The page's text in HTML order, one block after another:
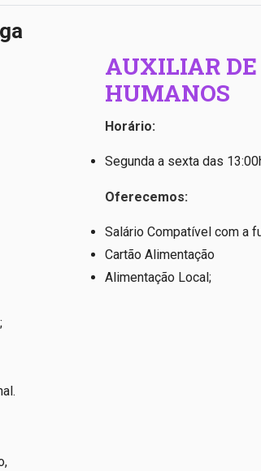
AUXILIAR DE
HUMANOS
Horário:
Segunda a sexta das
Oferecemos:
Salário Compatível com a
Cartão Alimentação
Alimentação Local;